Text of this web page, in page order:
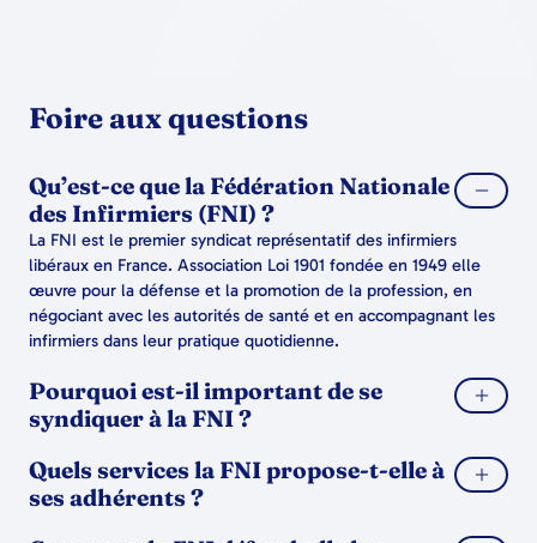
Foire aux questions
Qu’est-ce que la Fédération Nationale
des Infirmiers (FNI) ?
La FNI est le premier syndicat représentatif des infirmiers
libéraux en France. Association Loi 1901 fondée en 1949 elle
œuvre pour la défense et la promotion de la profession, en
négociant avec les autorités de santé et en accompagnant les
infirmiers dans leur pratique quotidienne.
Pourquoi est-il important de se
syndiquer à la FNI ?
Quels services la FNI propose-t-elle à
ses adhérents ?